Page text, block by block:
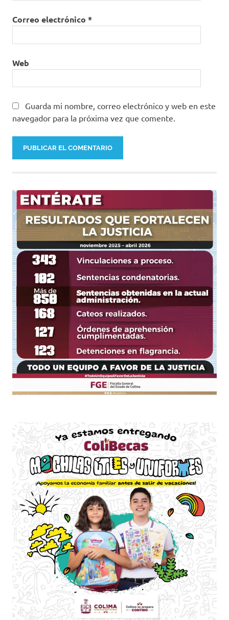
Correo electrónico *
Web
Guarda mi nombre, correo electrónico y web en este
navegador para la próxima vez que comente.